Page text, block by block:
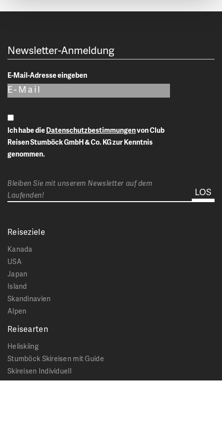
Newsletter-Anmeldung
E-Mail-Adresse eingeben
Ich habe dieDatenschutzbestimmungen
Reisen Stumböck GmbH & Co. KG zur Kenntnis
genommen.
Bleiben Sie mit unserem Newsletter auf dem
Laufenden!
Reiseziele
Kanada
USA
Japan
Island
Skandinavien
Alpen
Reisearten
Heliskiing
Stumböck Skireisen mit Guide
Skireisen Individuell
Catskiing